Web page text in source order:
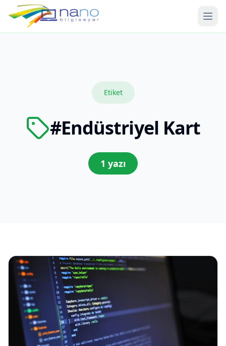
Ana
Etiket
#Endüstriyel Kart
1 yazı